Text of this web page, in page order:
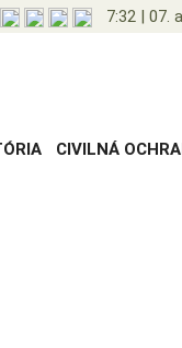
7:32 | 07.
CIVILNÁ